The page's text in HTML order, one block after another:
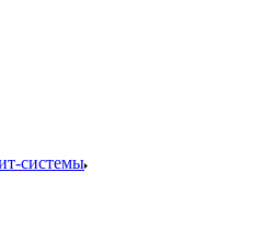
системы